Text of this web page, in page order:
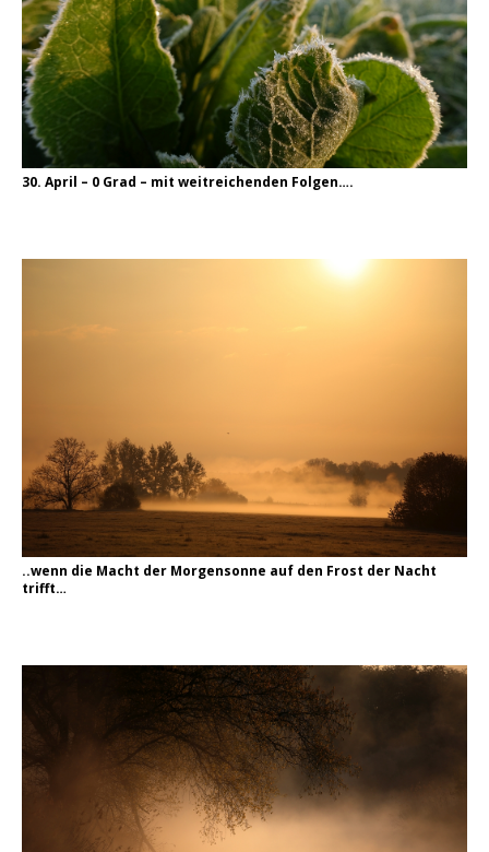
30. April – 0 Grad – mit weitreichenden Folgen….
..wenn die Macht der Morgensonne auf den Frost der Nacht
trifft…